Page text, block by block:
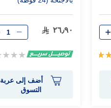
٢٦٫٩٠
Rating:
أضف إلى عربة
التسوق